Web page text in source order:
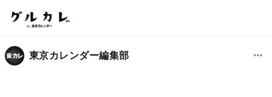
東京カレンダー編集部